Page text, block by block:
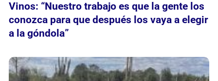
Vinos: “Nuestro trabajo es que la gente los
conozca para que después los vaya a elegir
a la góndola”